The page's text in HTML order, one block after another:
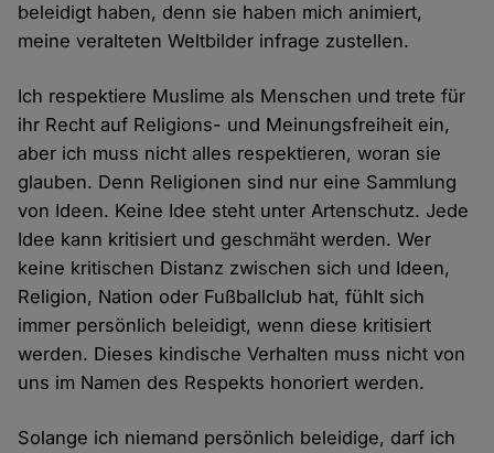
beleidigt haben, denn sie haben mich animiert,
meine veralteten Weltbilder infrage zustellen.
Ich respektiere Muslime als Menschen und trete für
ihr Recht auf Religions- und Meinungsfreiheit ein,
aber ich muss nicht alles respektieren, woran sie
glauben. Denn Religionen sind nur eine Sammlung
von Ideen. Keine Idee steht unter Artenschutz. Jede
Idee kann kritisiert und geschmäht werden. Wer
keine kritischen Distanz zwischen sich und Ideen,
Religion, Nation oder Fußballclub hat, fühlt sich
immer persönlich beleidigt, wenn diese kritisiert
werden. Dieses kindische Verhalten muss nicht von
uns im Namen des Respekts honoriert werden.
Solange ich niemand persönlich beleidige, darf ich